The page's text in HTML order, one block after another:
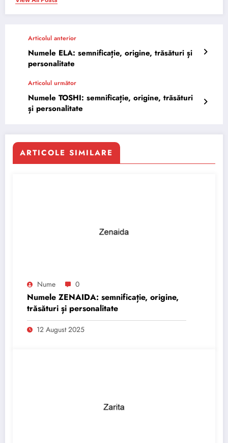
Articolul anterior
Numele ELA: semnificație, origine, trăsături și
personalitate
Articolul următor
Numele TOSHI: semnificație, origine, trăsături
și personalitate
ARTICOLE SIMILARE
Nume 0
Numele ZENAIDA: semnificație, origine,
trăsături și personalitate
12 August 2025